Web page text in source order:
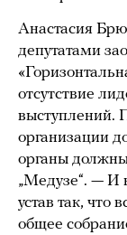
Анастасия
депутатами
отсутствие
выступлений.
организации
органы
„Медузе“. — И
устав так,
общее